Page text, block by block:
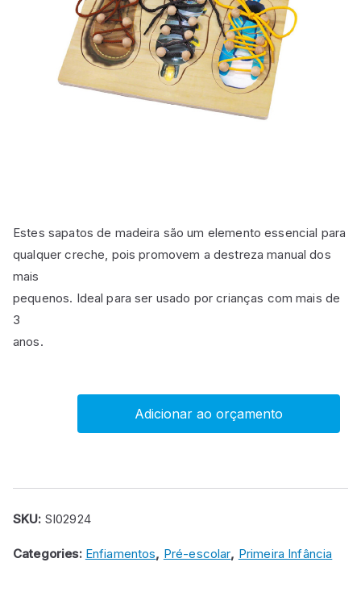
Estes sapatos de madeira são um elemento essencial para
qualquer creche, pois promovem a destreza manual dos
mais
pequenos. Ideal para ser usado por crianças com mais de
3
anos.
enlaçar
quantity
Adicionar ao orçamento
SKU: SI02924
Categories: Enfiamentos, Pré-escolar, Primeira Infância